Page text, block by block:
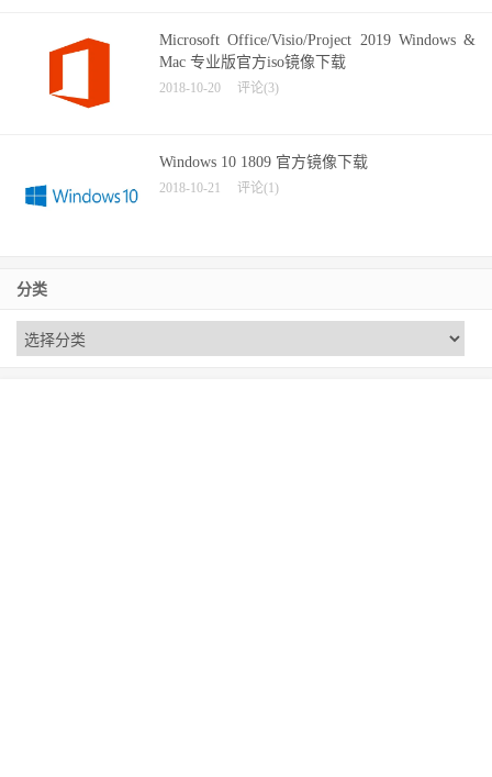
Microsoft Office/Visio/Project 2019 Windows &
Mac 专业版官方iso镜像下载
2018-10-20 评论(3)
Windows 10 1809 官方镜像下载
2018-10-21 评论(1)
分类